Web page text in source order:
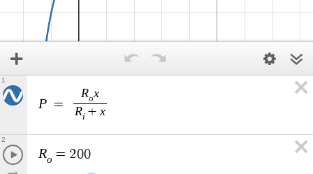
P =
Rox
Ri + x
1
Ro = 200
2